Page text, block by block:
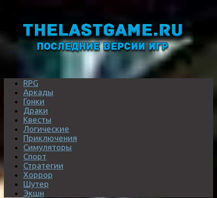
RPG
Аркады
Гонки
Драки
Квесты
Логические
Приключения
Симуляторы
Спорт
Стратегии
Хоррор
Шутер
Экшн